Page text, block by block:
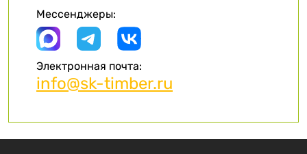
Мессенджеры:
Электронная почта:
info@sk-timber.ru